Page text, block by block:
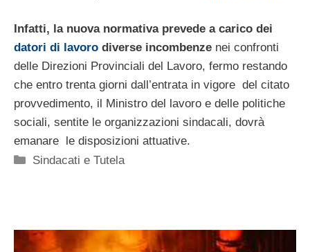
Infatti, la nuova normativa prevede a carico dei
datori di lavoro diverse incombenze nei confronti
delle Direzioni Provinciali del Lavoro, fermo restando
che entro trenta giorni dall’entrata in vigore del citato
provvedimento, il Ministro del lavoro e delle politiche
sociali, sentite le organizzazioni sindacali, dovrà
emanare le disposizioni attuative.
Categorie
Sindacati e Tutela